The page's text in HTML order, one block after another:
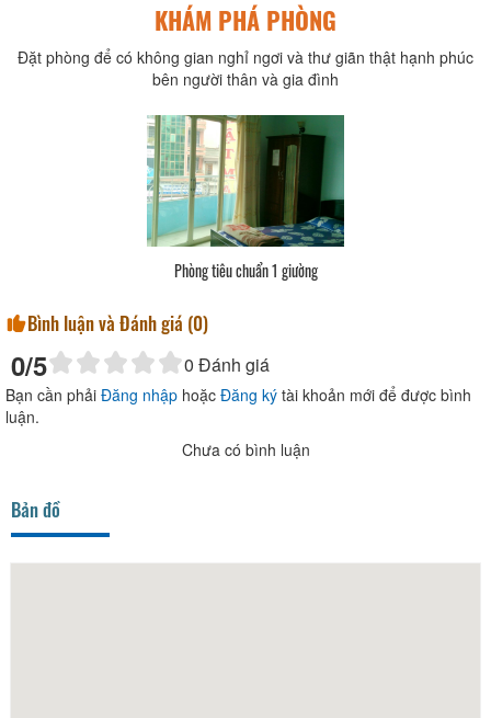
KHÁM PHÁ PHÒNG
Đặt phòng để có không gian nghỉ ngơi và thư giãn thật hạnh phúc
bên người thân và gia đình
Phòng tiêu chuẩn 1 giường
Bình luận và Đánh giá (0)
0/5 0 Đánh giá
Bạn cần phải Đăng nhập hoặc Đăng ký tài khoản mới để được bình
luận.
Chưa có bình luận
Bản đồ